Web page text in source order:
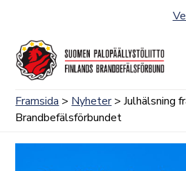
content
Framsida > Nyheter> Julhälsning
Brandbefälsförbundet